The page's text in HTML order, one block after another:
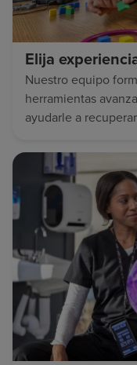
Elija
Nuestro equipo
herramientas
ayudarle a